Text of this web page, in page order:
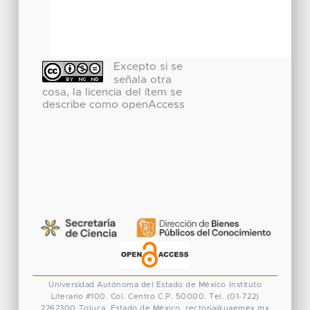
Excepto si se
señala otra
cosa, la licencia del ítem se
describe como openAccess
Universidad Autónoma del Estado de México
Instituto
Literario #100. Col. Centro C.P. 50000. Tel. (01-722)
2262300 Toluca, Estado de México. rectoria@uaemex.mx